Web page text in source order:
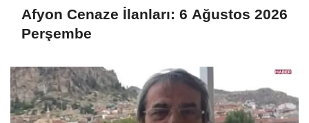
Afyon Cenaze İlanları: 6 Ağustos 2026
Perşembe